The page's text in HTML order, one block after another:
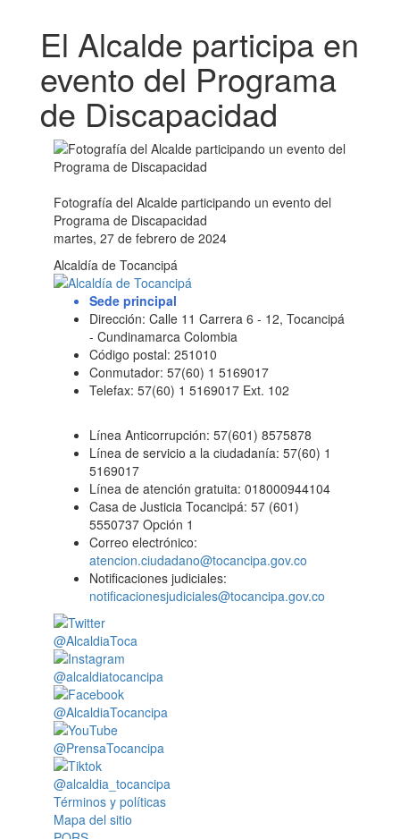
El Alcalde participa en
evento del Programa
de Discapacidad
Fotografía del Alcalde participando un evento del
Programa de Discapacidad
martes, 27 de febrero de 2024
Alcaldía de Tocancipá
Sede principal
Dirección: Calle 11 Carrera 6 - 12, Tocancipá
- Cundinamarca Colombia
Código postal: 251010
Conmutador: 57(60) 1 5169017
Telefax: 57(60) 1 5169017 Ext. 102
Línea Anticorrupción: 57(601) 8575878
Línea de servicio a la ciudadanía: 57(60) 1
5169017
Línea de atención gratuita: 018000944104
Casa de Justicia Tocancipá: 57 (601)
5550737 Opción 1
Correo electrónico:
atencion.ciudadano@tocancipa.gov.co
Notificaciones judiciales:
notificacionesjudiciales@tocancipa.gov.co
@AlcaldiaToca
@alcaldiatocancipa
@AlcaldiaTocancipa
@PrensaTocancipa
@alcaldia_tocancipa
Términos y políticas
Mapa del sitio